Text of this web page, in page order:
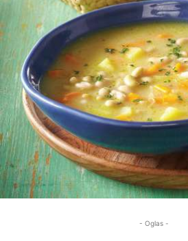
- Oglas -